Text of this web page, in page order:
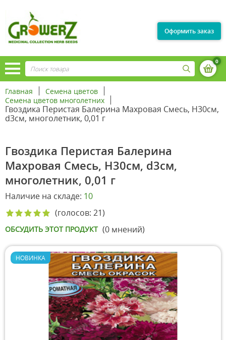
Оформить заказ
0
Главная
Семена цветов
Семена цветов многолетних
Гвоздика Перистая Балерина Махровая Смесь, Н30см,
d3см, многолетник, 0,01 г
Гвоздика Перистая Балерина
Махровая Смесь, Н30см, d3см,
многолетник, 0,01 г
Наличие на складе: 10
(голосов: 21)
ОБСУДИТЬ ЭТОТ ПРОДУКТ (0 мнений)
НОВИНКА